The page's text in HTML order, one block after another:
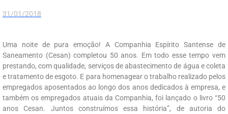
31/01/2018
Uma noite de pura emoção! A Companhia Espírito Santense de
Saneamento (Cesan) completou 50 anos. Em todo esse tempo vem
prestando, com qualidade, serviços de abastecimento de água e coleta
e tratamento de esgoto. E para homenagear o trabalho realizado pelos
empregados aposentados ao longo dos anos dedicados à empresa, e
também os empregados atuais da Companhia, foi lançado o livro “50
anos Cesan. Juntos construímos essa história”, de autoria do